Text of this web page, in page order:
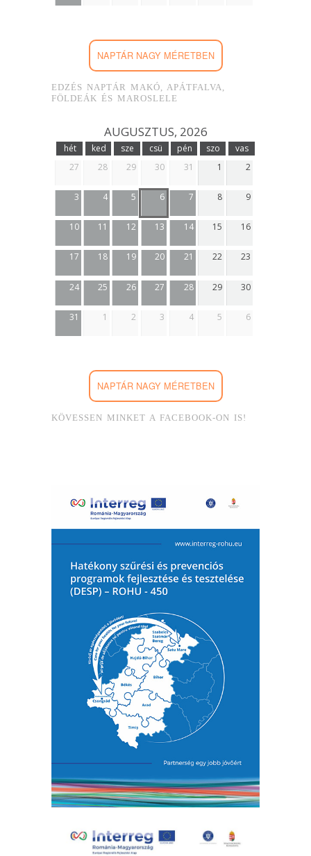
NAPTÁR NAGY MÉRETBEN
EDZÉS NAPTÁR MAKÓ, APÁTFALVA,
FÖLDEÁK ÉS MAROSLELE
AUGUSZTUS, 2026
hét ked sze csü pén szo
vas
27
28 29 30 31 1 2
3 4 5 6 7 8 9
10 11 12 13 14 15 16
17 18 19 20 21 22 23
24 25 26 27 28 29 30
31 1 2 3 4 5 6
NAPTÁR NAGY MÉRETBEN
KÖVESSEN MINKET A FACEBOOK-ON IS!